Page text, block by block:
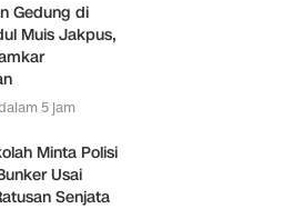
Gedung di
Muis Jakpus,
5 jam
Minta Polisi
Usai
Senjata